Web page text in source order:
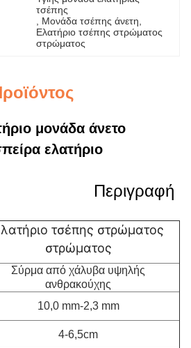
τσέπης
Μονάδα τσέπης άνετη
Ελατήριο τσέπης στρώματος
στρώματος
μονάδα άνετο
ελατήριο
Περιγραφή
τσέπης στρώματος
στρώματος
Σύρμα από χάλυβα υψηλής
ανθρακούχης
10,0 mm-2,3 mm
4-6,5cm